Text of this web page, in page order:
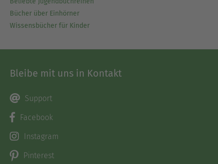
Bücher über Einhörner
Wissensbücher für Kinder
Bleibe mit uns in Kontakt
Support
Facebook
Instagram
Pinterest